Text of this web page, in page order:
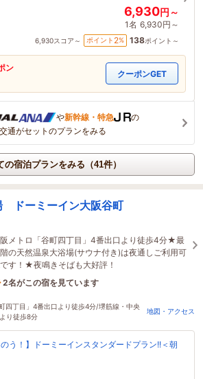
6,930円～
1名 6,930円～
6,930スコア～ ポイント 2% 138ポイント～
ン
クーポンGET
や新幹線・特急
の
通がセットのプランをみる
の宿泊プランをみる（41件）
ドーミーイン大阪谷町
メトロ「谷町四丁目」4番出口より徒歩4分★最
階の天然温泉大浴場(サウナ付き)は夜通しご利用可
す！★夜鳴きそばも大好評！
2名がこの宿を見ています
四丁目」4番出口より徒歩4分/堺筋線・中央
り徒歩8分
地図・アクセス
う！】ドーミーインスタンダードプラン!!＜朝